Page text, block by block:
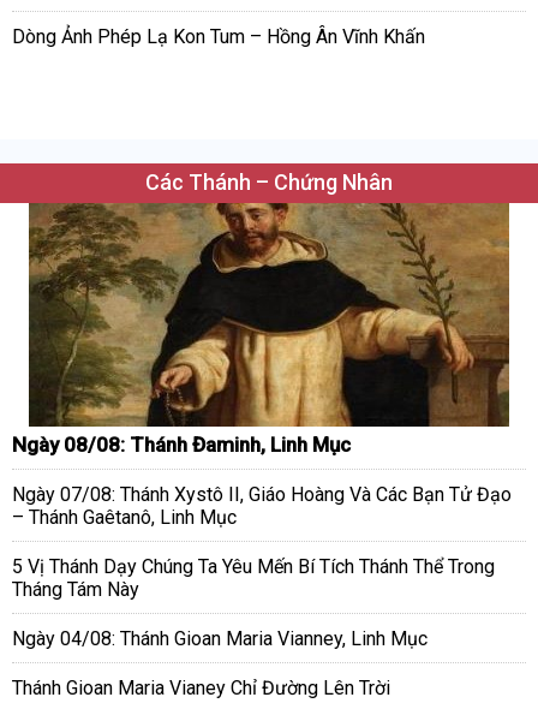
Dòng Ảnh Phép Lạ Kon Tum – Hồng Ân Vĩnh Khấn
Các Thánh – Chứng Nhân
Ngày 08/08: Thánh Đaminh, Linh Mục
Ngày 07/08: Thánh Xystô II, Giáo Hoàng Và Các Bạn Tử Đạo
– Thánh Gaêtanô, Linh Mục
5 Vị Thánh Dạy Chúng Ta Yêu Mến Bí Tích Thánh Thể Trong
Tháng Tám Này
Ngày 04/08: Thánh Gioan Maria Vianney, Linh Mục
Thánh Gioan Maria Vianey Chỉ Đường Lên Trời